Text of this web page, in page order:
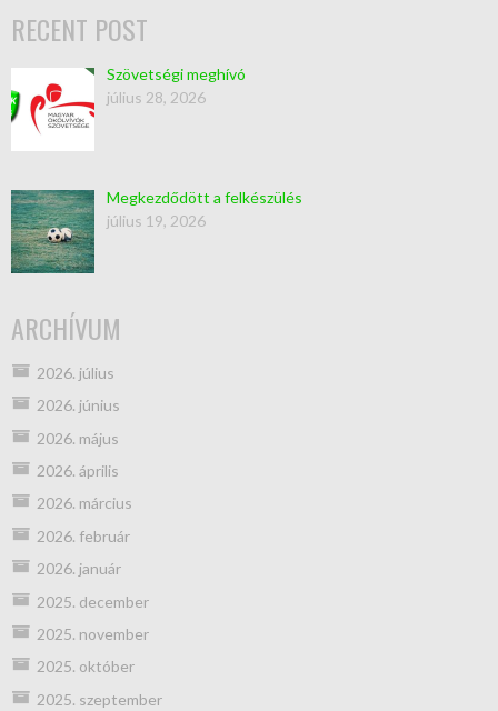
RECENT POST
Szövetségi meghívó
július 28, 2026
Megkezdődött a felkészülés
július 19, 2026
ARCHÍVUM
2026. július
2026. június
2026. május
2026. április
2026. március
2026. február
2026. január
2025. december
2025. november
2025. október
2025. szeptember